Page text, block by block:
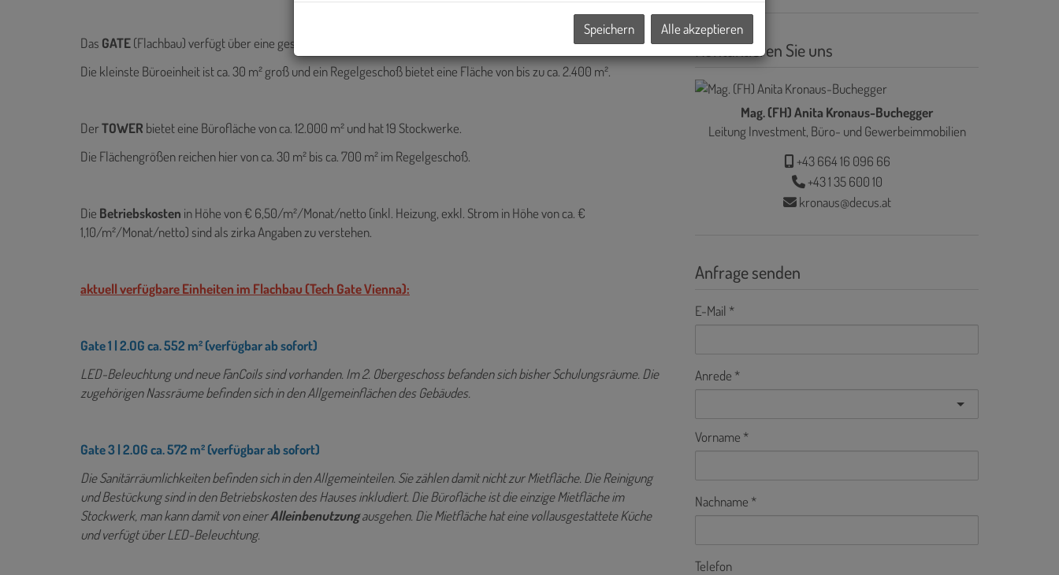
Das GATE(Flachbau) verfügt über eine gesamte Bürofläche von ca. 15.000 m² und wurde mit 7 Geschoßen errichtet.
Die kleinste Büroeinheit ist ca. 30 m² groß und ein Regelgeschoß bietet eine Fläche von bis zu ca. 2.400 m².
DerTOWER bietet eine Bürofläche von ca. 12.000 m² und hat 19 Stockwerke.
Die Flächengrößen reichen hier von ca. 30 m² bis ca. 700 m² im Regelgeschoß.
Die Betriebskosten in Höhe von € 6,50/m²/Monat/netto (inkl. Heizung, exkl. Strom in Höhe von ca. €
1,10/m²/Monat/netto) sind als zirka Angaben zu verstehen.
aktuell verfügbare Einheiten im Flachbau (Tech Gate Vienna):
Gate 1 | 2.OG ca. 552 m²(verfügbar ab sofort)
LED-Beleuchtung und neue FanCoils sind vorhanden. Im 2. Obergeschoss befanden sich bisher Schulungsräume. Die
zugehörigen Nassräume befinden sich in den Allgemeinflächen des Gebäudes.
Gate 3 | 2.OG ca. 572 m² (verfügbar ab sofort)
Die Sanitärräumlichkeiten befinden sich in den Allgemeinteilen. Sie zählen damit nicht zur Mietfläche. Die Reinigung
und Bestückung sind in den Betriebskosten des Hauses inkludiert. Die Bürofläche ist die einzige Mietfläche im
Stockwerk, man kann damit von einerAlleinbenutzungausgehen. Die Mietfläche hat eine vollausgestattete Küche
und verfügt über LED-Beleuchtung.
Kontaktieren Sie uns
Mag. (FH) Anita Kronaus-Buchegger
Leitung Investment, Büro- und Gewerbeimmobilien
+43 664 16 096 66
+43 1 35 600 10
kronaus@decus.at
Anfrage senden
E-Mail
Anrede
Vorname
Nachname
Telefon
Speichern Alle akzeptieren